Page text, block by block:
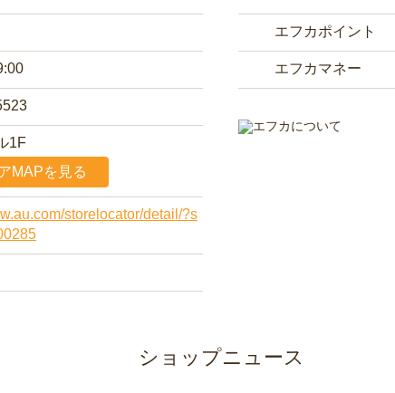
1F
MAPを見る
storelocator/detail/?s
エフカポイント
エフカマネー
ショップニュース